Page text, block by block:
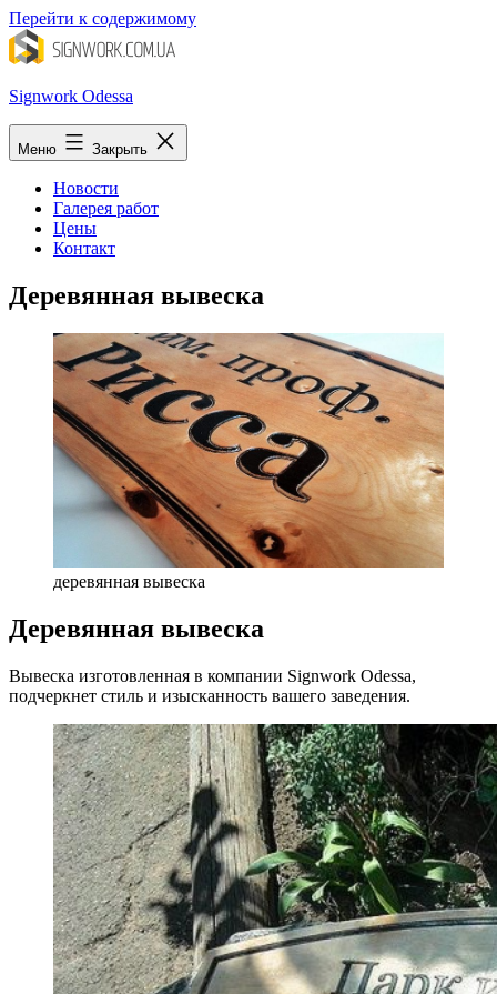
Перейти к содержимому
Signwork Odessa
Меню Закрыть
Новости
Галерея работ
Цены
Контакт
Деревянная вывеска
деревянная вывеска
Деревянная вывеска
Вывеска изготовленная в компании Signwork Odessa,
подчеркнет стиль и изысканность вашего заведения.